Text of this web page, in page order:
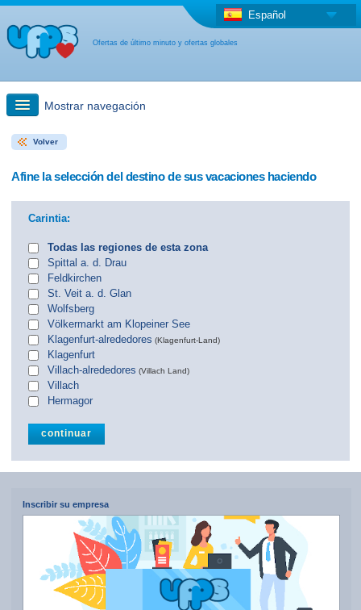
Ofertas de último minuto y ofertas globales
Español
Mostrar navegación
búsqueda rápida
otro país
Volver
Afine la selección del destino de sus vacaciones haciendo
Carintia:
Todas las regiones de esta zona
Spittal a. d. Drau
Feldkirchen
St. Veit a. d. Glan
Wolfsberg
Völkermarkt am Klopeiner See
Klagenfurt-alrededores (Klagenfurt-Land)
Klagenfurt
Villach-alrededores (Villach Land)
Villach
Hermagor
Inscribir su empresa